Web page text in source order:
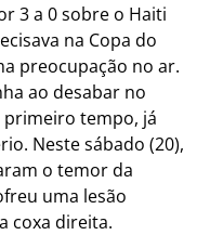
3 a 0 sobre o Haiti
na Copa do
preocupação no ar.
ao desabar no
primeiro tempo, já
Neste sábado (20),
o temor da
uma lesão
coxa direita.